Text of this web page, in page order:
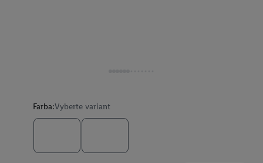
Farba:Vyberte variant